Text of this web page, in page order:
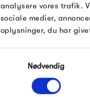
analysere vores trafik.
sociale medier,
oplysninger, du har
Nødvendig